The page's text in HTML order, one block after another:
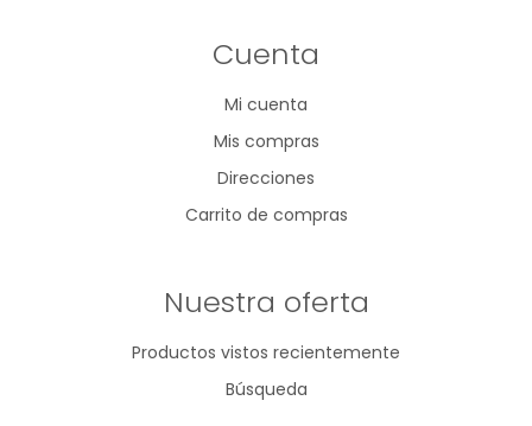
Cuenta
Mi cuenta
Mis compras
Direcciones
Carrito de compras
Nuestra oferta
Productos vistos recientemente
Búsqueda